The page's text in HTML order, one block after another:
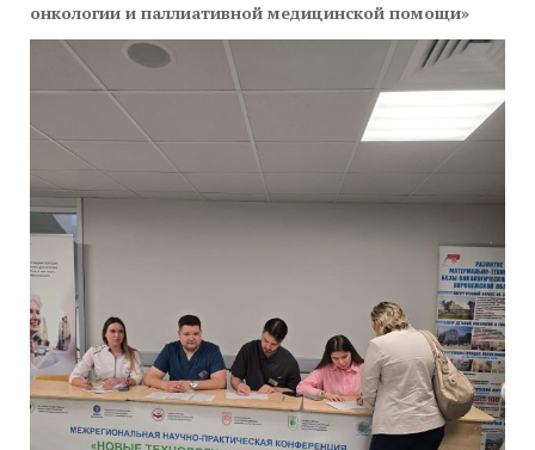
онкологии и паллиативной медицинской помощи»